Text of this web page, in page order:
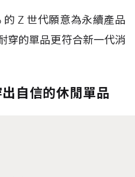
的 Z 世代願意為永續產品
穿的單品更符合新一代消
自信的休閒單品